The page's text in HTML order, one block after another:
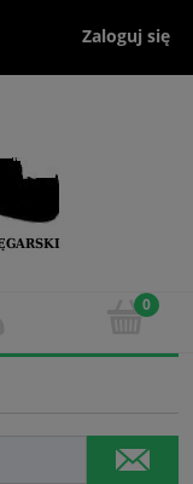
Zaloguj się